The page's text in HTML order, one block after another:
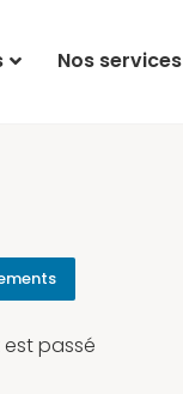
Nos services
passé